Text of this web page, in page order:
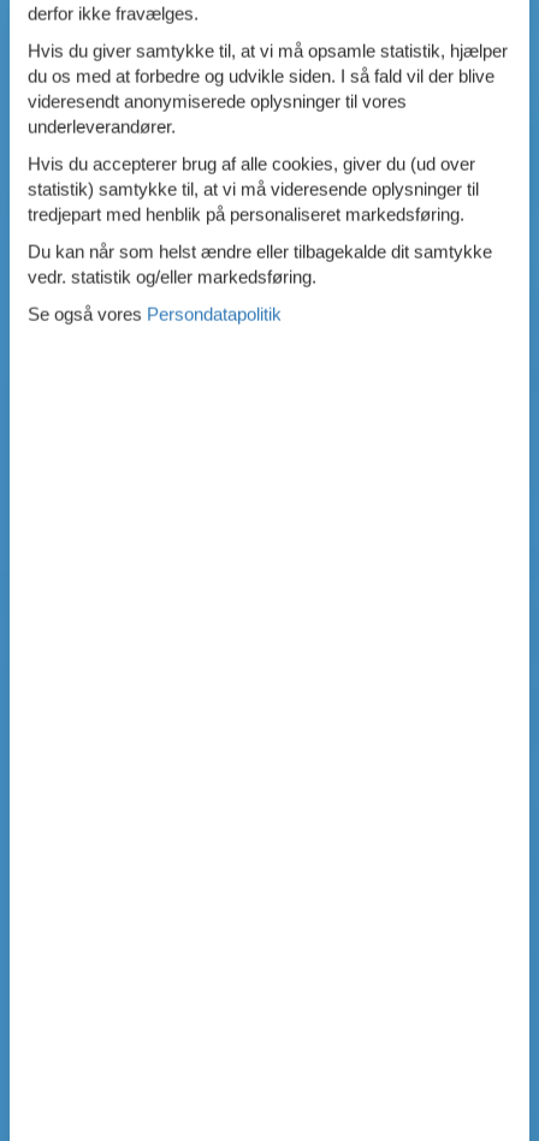
derfor ikke fravælges.
Hvis du giver samtykke til, at vi må opsamle statistik, hjælper
du os med at forbedre og udvikle siden. I så fald vil der blive
videresendt anonymiserede oplysninger til vores
underleverandører.
Hvis du accepterer brug af alle cookies, giver du (ud over
statistik) samtykke til, at vi må videresende oplysninger til
tredjepart med henblik på personaliseret markedsføring.
Du kan når som helst ændre eller tilbagekalde dit samtykke
vedr. statistik og/eller markedsføring.
Se også vores Persondatapolitik